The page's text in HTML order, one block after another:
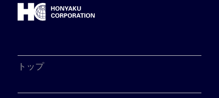
トップ